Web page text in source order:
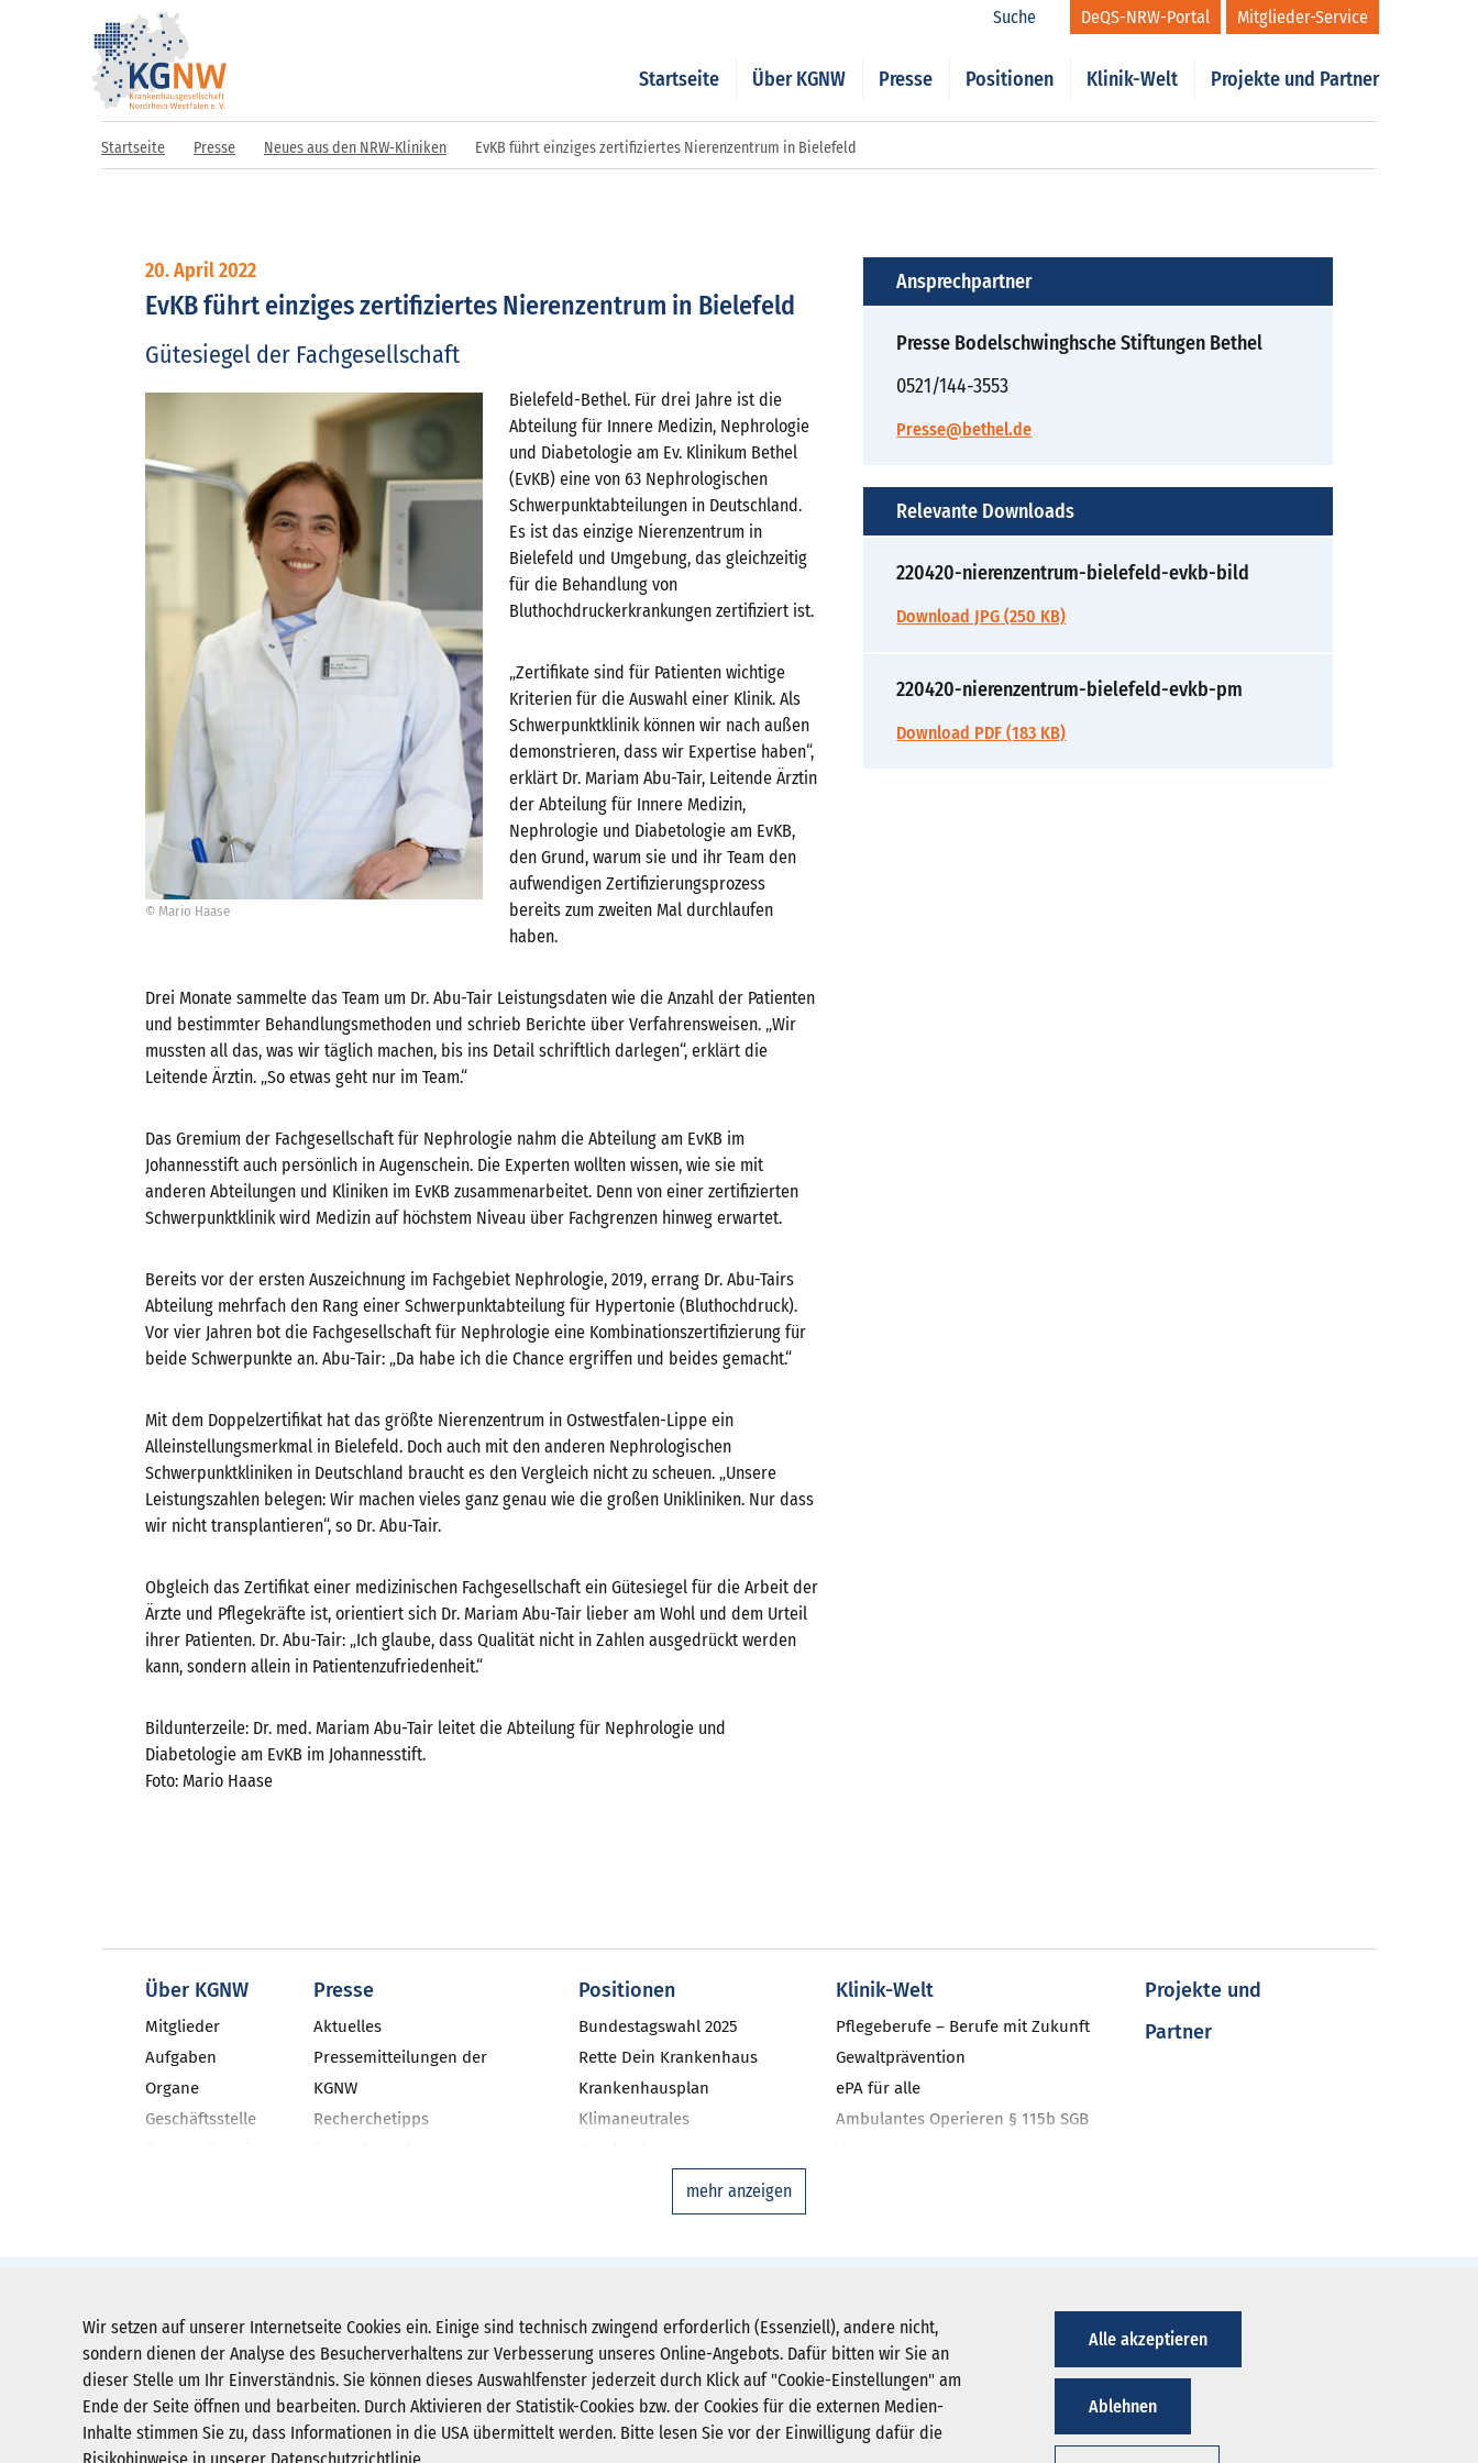
Wir setzen auf unserer Internetseite Cookies ein. Einige sind technisch zwingend erforderlich (Essenziell), andere nicht,
sondern dienen der Analyse des Besucherverhaltens zur Verbesserung unseres Online-Angebots. Dafür bitten wir Sie an
dieser Stelle um Ihr Einverständnis. Sie können dieses Auswahlfenster jederzeit durch Klick auf "Cookie-Einstellungen" am
Ende der Seite öffnen und bearbeiten. Durch Aktivieren der Statistik-Cookies bzw. der Cookies für die externen Medien-
Inhalte stimmen Sie zu, dass Informationen in die USA übermittelt werden. Bitte lesen Sie vor der Einwilligung dafür die
Risikohinweise in unserer Datenschutzrichtlinie
Alle akzeptieren
Ablehnen
Suche DeQS-NRW-Portal Mitglieder-Service
Startseite Über KGNW Presse Positionen Klinik-Welt Projekte und Partner
Startseite Presse Neues aus den NRW-Kliniken EvKB führt einziges zertifiziertes Nierenzentrum in Bielefeld
20. April 2022
EvKB führt einziges zertifiziertes Nierenzentrum in Bielefeld
Gütesiegel der Fachgesellschaft
© Mario Haase
Bielefeld-Bethel. Für drei Jahre ist die
Abteilung für Innere Medizin, Nephrologie
und Diabetologie am Ev. Klinikum Bethel
(EvKB) eine von 63 Nephrologischen
Schwerpunktabteilungen in Deutschland.
Es ist das einzige Nierenzentrum in
Bielefeld und Umgebung, das gleichzeitig
für die Behandlung von
Bluthochdruckerkrankungen zertifiziert ist.
„Zertifikate sind für Patienten wichtige
Kriterien für die Auswahl einer Klinik. Als
Schwerpunktklinik können wir nach außen
demonstrieren, dass wir Expertise haben“,
erklärt Dr. Mariam Abu-Tair, Leitende Ärztin
der Abteilung für Innere Medizin,
Nephrologie und Diabetologie am EvKB,
den Grund, warum sie und ihr Team den
aufwendigen Zertifizierungsprozess
bereits zum zweiten Mal durchlaufen
haben.
Drei Monate sammelte das Team um Dr. Abu-Tair Leistungsdaten wie die Anzahl der Patienten
und bestimmter Behandlungsmethoden und schrieb Berichte über Verfahrensweisen. „Wir
mussten all das, was wir täglich machen, bis ins Detail schriftlich darlegen“, erklärt die
Leitende Ärztin. „So etwas geht nur im Team.“
Das Gremium der Fachgesellschaft für Nephrologie nahm die Abteilung am EvKB im
Johannesstift auch persönlich in Augenschein. Die Experten wollten wissen, wie sie mit
anderen Abteilungen und Kliniken im EvKB zusammenarbeitet. Denn von einer zertifizierten
Schwerpunktklinik wird Medizin auf höchstem Niveau über Fachgrenzen hinweg erwartet.
Bereits vor der ersten Auszeichnung im Fachgebiet Nephrologie, 2019, errang Dr. Abu-Tairs
Abteilung mehrfach den Rang einer Schwerpunktabteilung für Hypertonie (Bluthochdruck).
Vor vier Jahren bot die Fachgesellschaft für Nephrologie eine Kombinationszertifizierung für
beide Schwerpunkte an. Abu-Tair: „Da habe ich die Chance ergriffen und beides gemacht.“
Mit dem Doppelzertifikat hat das größte Nierenzentrum in Ostwestfalen-Lippe ein
Alleinstellungsmerkmal in Bielefeld. Doch auch mit den anderen Nephrologischen
Schwerpunktkliniken in Deutschland braucht es den Vergleich nicht zu scheuen. „Unsere
Leistungszahlen belegen: Wir machen vieles ganz genau wie die großen Unikliniken. Nur dass
wir nicht transplantieren“, so Dr. Abu-Tair.
Obgleich das Zertifikat einer medizinischen Fachgesellschaft ein Gütesiegel für die Arbeit der
Ärzte und Pflegekräfte ist, orientiert sich Dr. Mariam Abu-Tair lieber am Wohl und dem Urteil
ihrer Patienten. Dr. Abu-Tair: „Ich glaube, dass Qualität nicht in Zahlen ausgedrückt werden
kann, sondern allein in Patientenzufriedenheit.“
Bildunterzeile: Dr. med. Mariam Abu-Tair leitet die Abteilung für Nephrologie und
Diabetologie am EvKB im Johannesstift.
Foto: Mario Haase
Ansprechpartner
Presse Bodelschwinghsche Stiftungen Bethel
0521/144-3553
Presse@bethel.de
Relevante Downloads
220420-nierenzentrum-bielefeld-evkb-bild
Download JPG (250 KB)
220420-nierenzentrum-bielefeld-evkb-pm
Download PDF (183 KB)
Über KGNW
Mitglieder
Aufgaben
Organe
Geschäftsstelle
Presse
Aktuelles
Pressemitteilungen der
KGNW
Recherchetipps
Positionen
Bundestagswahl 2025
Rette Dein Krankenhaus
Krankenhausplan
Klimaneutrales
Investitionsbarometer NRW
Landtagswahl 2022
Klinik-Welt
Pflegeberufe – Berufe mit Zukunft
Gewaltprävention
ePA für alle
Ambulantes Operieren § 115b SGB
Krankenhausstatistiken
Deutsches Krankenhausverzeichnis
Projekte und
Partner
mehr anzeigen
Newsletter abonnieren
Registrieren
KGNW - Krankenhausgesellschaft Nordrhein-Westfalen e. V.
Humboldtstraße 31,40237 Düsseldorf
info@kgnw.de